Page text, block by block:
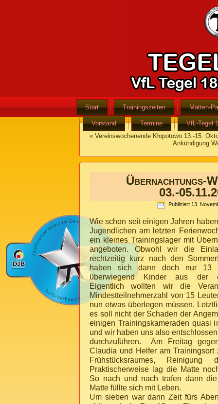
Start Trainingszeiten Matten-
Vorstand Termine
VfL-Tegel
« Vereinswochenende Kłopotowo 13.-15.
Ankündigung
Übernachtungs-
03.-
Publiziert 13.
Wie schon seit einigen Jahren
Jugendlichen am letzten
ein kleines Trainingslager mit
angeboten. Obwohl wir die
rechtzeitig kurz nach den
haben sich dann doch nur 13
überwiegend Kinder aus der
Eigentlich wollten wir die
Mindestteilnehmerzahl von 15
nun etwas überlegen müssen.
es soll nicht der Schaden der
einigen Trainingskameraden quasi
und wir haben uns also
durchzuführen. Am Freitag
Claudia und Helfer am Trainingsort
Frühstücksraumes,
Praktischerweise lag die Matte
So nach und nach trafen dann
Matte füllte sich mit Leben.
Um sieben war dann Zeit fürs